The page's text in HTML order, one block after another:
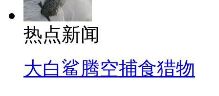
热点新闻
大白鲨腾空捕食猎物